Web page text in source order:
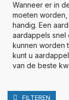
Wanneer er in
moeten
handig. Een
aardappels
kunnen worden
kunt u
van de beste
FILTEREN